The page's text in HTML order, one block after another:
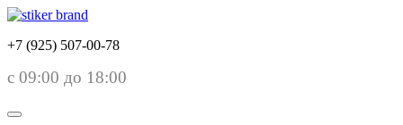
+7 (925) 507-00-78
с 09:00 до 18:00